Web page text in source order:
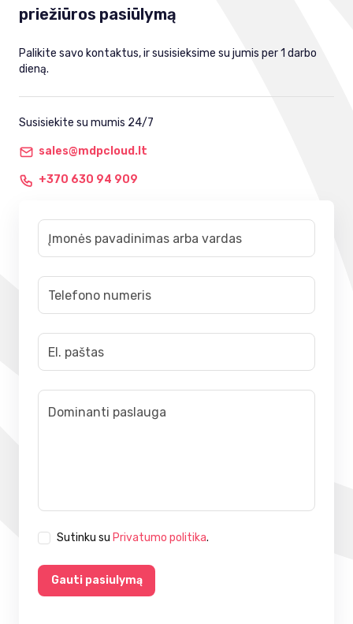
priežiūros pasiūlymą
Palikite savo kontaktus, ir susisieksime su jumis per 1 darbo
dieną.
Susisiekite su mumis 24/7
sales@mdpcloud.lt
+370 630 94 909
Sutinku su Privatumo politika.
Gauti pasiulymą